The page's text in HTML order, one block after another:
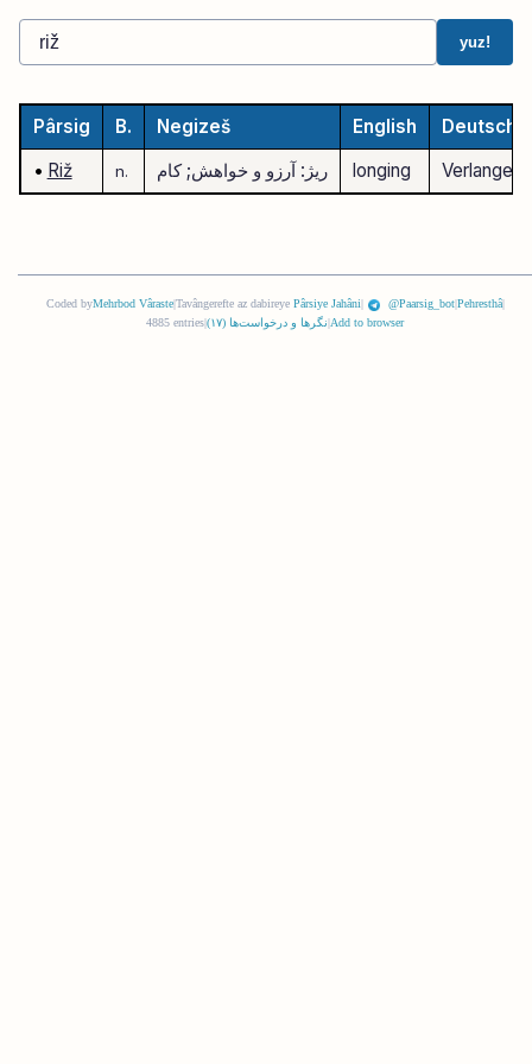
yuz!
Pârsig B. Negizeš English
Deutsch
• Riž n. ریژ: آرزو و خواهش; کام longing Verlangen
Coded byMehrbod Vâraste|Tavângerefte az dabireye Pârsiye Jahâni| @Paarsig_bot|Pehresthâ|
4885 entries
نگرها و درخواست‌ها (١٧) Add to browser